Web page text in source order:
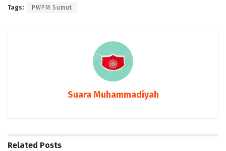
Tags: PWPM Sumut
Suara Muhammadiyah
Related Posts